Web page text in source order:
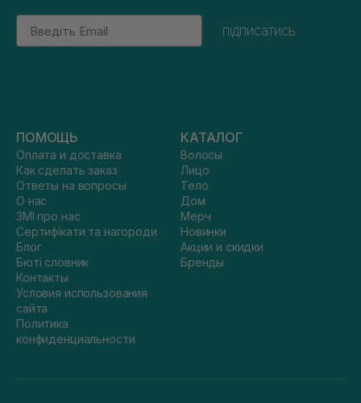
Email
підписатись
ПОМОЩЬ
Оплата и доставка
Как сделать заказ
Ответы на вопросы
О нас
ЗМІ про нас
Сертифікати та нагороди
Блог
Бюті словник
Контакты
Условия использования
сайта
Политика
конфиденциальности
КАТАЛОГ
Волосы
Лицо
Тело
Дом
Мерч
Новинки
Акции и скидки
Бренды